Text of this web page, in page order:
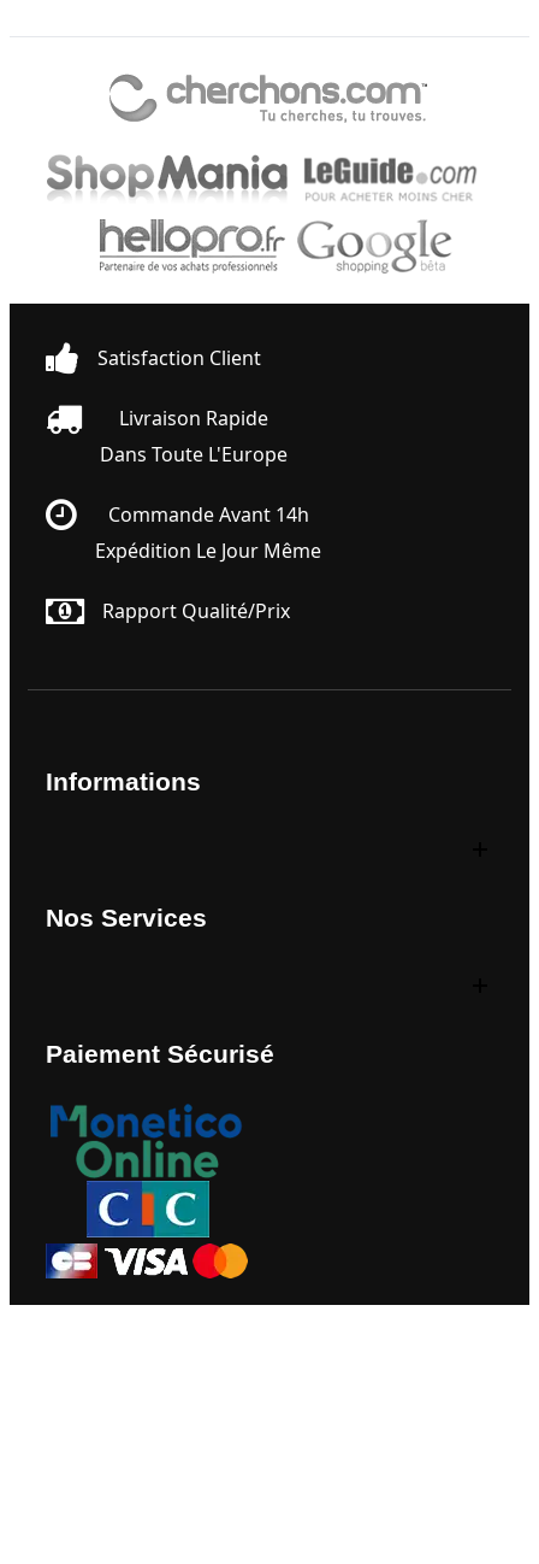
Satisfaction Client
Livraison Rapide
Dans Toute L'Europe
Commande Avant 14h
Expédition Le Jour Même
Rapport Qualité/prix
Informations
Nos Services
Paiement Sécurisé